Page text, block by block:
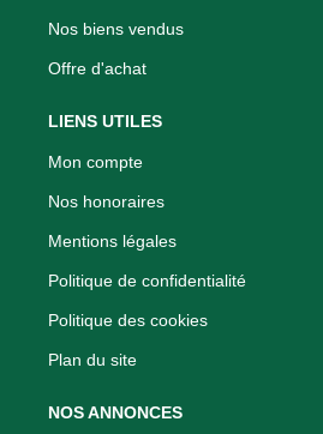
Nos biens vendus
Offre d'achat
LIENS UTILES
Mon compte
Nos honoraires
Mentions légales
Politique de confidentialité
Politique des cookies
Plan du site
NOS ANNONCES